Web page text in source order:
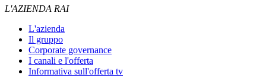
L'AZIENDA RAI
L'azienda
Il gruppo
Corporate governance
I canali e l'offerta
Informativa sull'offerta tv